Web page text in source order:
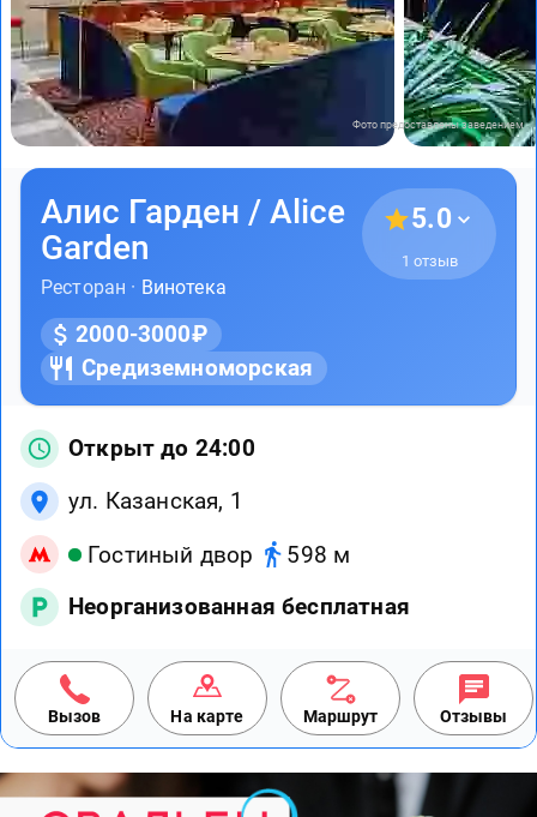
Фото предоставлены заведением
Алис Гарден / Alice
Garden
Ресторан · Винотека
5.0
1 отзыв
2000-3000₽
Средиземноморская
Открыт до 24:00
ул. Казанская, 1
Гостиный двор
598 м
Неорганизованная бесплатная
Вызов На карте Маршрут Отзывы